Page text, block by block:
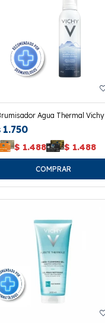
Agua Thermal Vichy
1.750
$ 1.488 $ 1.488